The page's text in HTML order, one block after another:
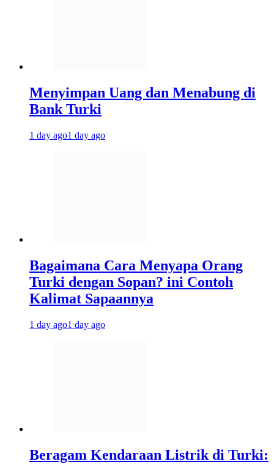
Menyimpan Uang dan Menabung di
Bank Turki
1 day ago1 day ago
Bagaimana Cara Menyapa Orang
Turki dengan Sopan? ini Contoh
Kalimat Sapaannya
1 day ago1 day ago
Beragam Kendaraan Listrik di Turki: